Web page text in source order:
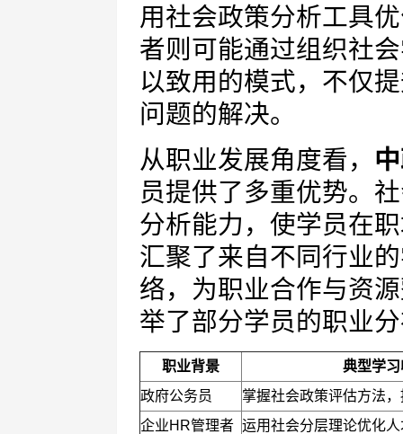
用社会政策分析工具
者则可能通过组织社
以致用的模式，不仅
问题的解决。
从职业发展角度看，
员提供了多重优势。
分析能力，使学员在
汇聚了来自不同行业
络，为职业合作与资
举了部分学员的职业
职业背景
典型学
政府公务员
掌握社会政策评估方法
企业HR管理者 运用社会分层理论优化